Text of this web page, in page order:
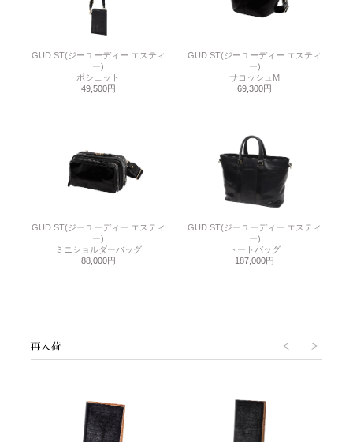
GUD ST(ジーユーディー エスティ
ー)
ポシェット
49,500円
GUD ST(ジーユーディー エスティ
ー)
サコッシュM
69,300円
GUD ST(ジーユーディー エスティ
ー)
ミニショルダーバッグ
88,000円
GUD ST(ジーユーディー エスティ
ー)
トートバッグ
187,000円